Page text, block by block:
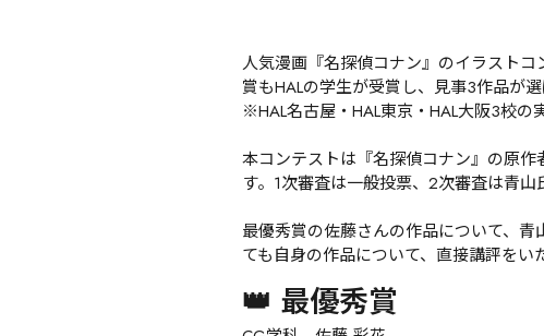
人気漫画『名探偵コナン』のイラスト
賞もHALの学生が受賞し、見事3作品が
※HAL名古屋・HAL東京・HAL大阪3校の
本コンテストは『名探偵コナン』の原
す。1次審査は一般投票、2次審査は青山
最優秀賞の佐藤さんの作品について、
ても自身の作品について、直接講評をい
👑 最優秀賞